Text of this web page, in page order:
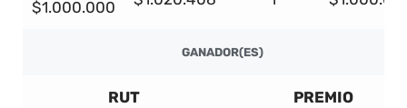
$1.000.000
GANADOR(ES)
RUT PREMIO